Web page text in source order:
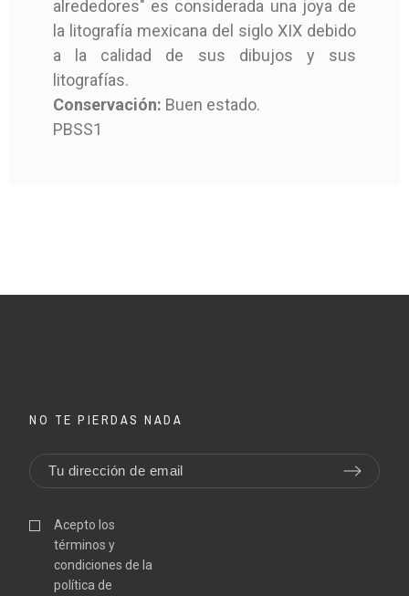
alrededores" es considerada una joya de
la litografía mexicana del siglo XIX debido
a la calidad de sus dibujos y sus
litografías.
Conservación: Buen estado.
PBSS1
NO TE PIERDAS NADA
Acepto los
términos y
condiciones de la
política de